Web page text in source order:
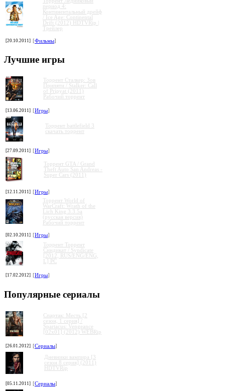
период 4:
Континентальный дрейф
/ Ice Age: Continental
Drift (2012) HDTVRip |
Трейлер
[20.10.2011] [Фильмы]
Лучшие игры
Торрент Сталкер: Зов
Припяти / Stalker: Call
of Pripyat (2011)
Рабочий торрент
[13.06.2011] [Игры]
Торрент battlefield 3
скачать торрент
[27.09.2011] [Игры]
Торрент GTA / Grand
Theft Auto San Andreas -
Super Cars (2011)
[12.11.2011] [Игры]
Торрент World of
WarCraft: Wrath of the
Lich King 3.3.5a
(русская версия)
Рабочий торрент
[02.10.2011] [Игры]
Торрент Торрент
Cиндикат / Syndicate
[2012, RUS/ENG/ENG,
L] PC
[17.02.2012] [Игры]
Популярные сериалы
Спартак: Месть [2
сезон, 1 серия] /
Spartacus: Vengeance
[02x01] (2012) WEBRip
[26.01.2012] [Сериалы]
Дневники вампира [3
сезон 8 серия] (2011)
HDTVRip
[05.11.2011] [Сериалы]